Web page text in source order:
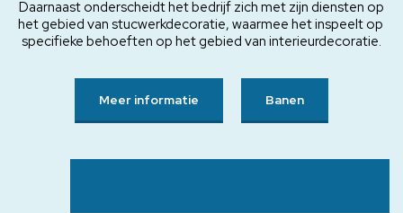
het gebied van stucwerkdecoratie, waarmee het inspeelt op
specifieke behoeften op het gebied van interieurdecoratie.
Meer informatie Banen